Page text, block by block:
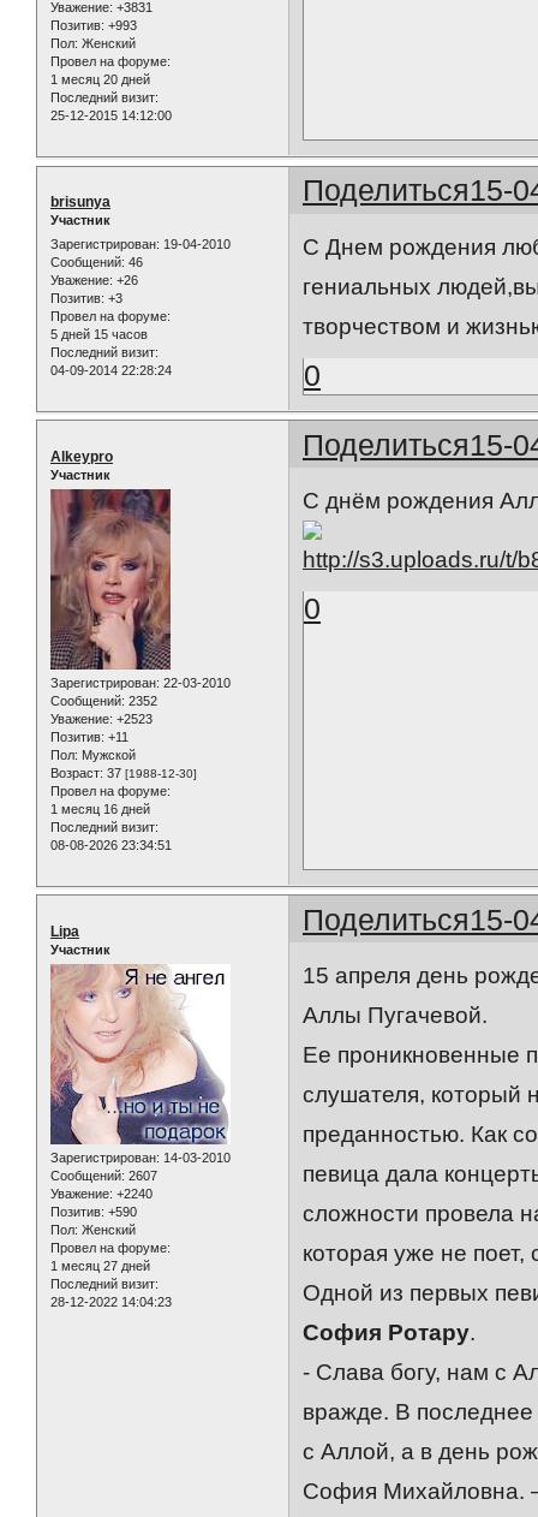
Уважение: +3831
Позитив: +993
Пол: Женский
Провел на форуме:
1 месяц 20 дней
Последний визит:
25-12-2015 14:12:00
Поделиться15-
brisunya
Участник
Зарегистрирован: 19-04-2010
Сообщений: 46
Уважение: +26
Позитив: +3
Провел на форуме:
5 дней 15 часов
Последний визит:
04-09-2014 22:28:24
С Днем рождения
гениальных
творчеством и
0
Поделиться15-
Alkeypro
Участник
Зарегистрирован: 22-03-2010
Сообщений: 2352
Уважение: +2523
Позитив: +11
Пол: Мужской
Возраст: 37 [1988-12-30]
Провел на форуме:
1 месяц 16 дней
Последний визит:
08-08-2026 23:34:51
С днём рождения
0
Поделиться15-
Lipa
Участник
Зарегистрирован: 14-03-2010
Сообщений: 2607
Уважение: +2240
Позитив: +590
Пол: Женский
Провел на форуме:
1 месяц 27 дней
Последний визит:
28-12-2022 14:04:23
15 апреля день
Аллы Пугачевой.
Ее проникновенные
слушателя, который
преданностью. Как
певица дала
сложности провела
которая уже не поет,
Одной из первых
София Ротару.
- Слава богу, нам с
вражде. В
с Аллой, а в день
София Михайловна.